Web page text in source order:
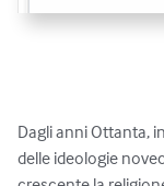
Dagli anni Ottanta,
delle ideologie